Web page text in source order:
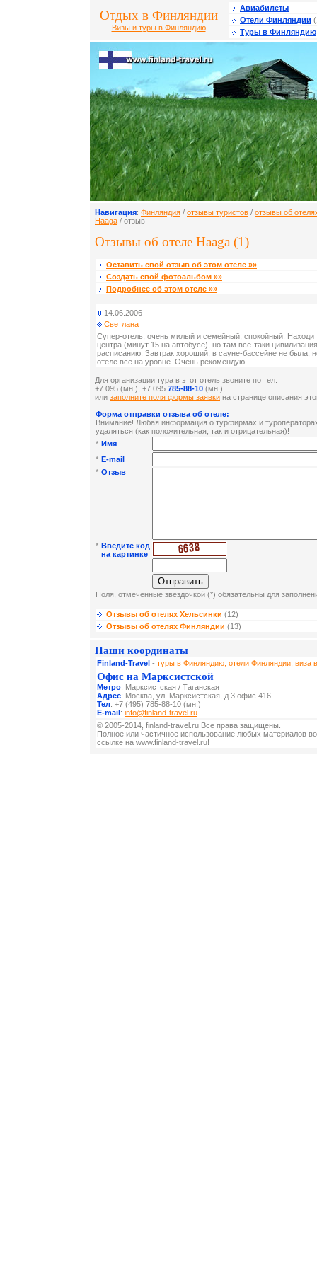
Отдых в Финляндии
Визы и туры в Финляндию
Авиабилеты
Отели Финляндии
Туры в Финляндию
Навигация: Финляндия / отзывы туристов / отзывы об
Haaga / отзыв
Отзывы об отеле Haaga (1)
Оставить свой отзыв об этом отеле »»
Создать свой фотоальбом »»
Подробнее об этом отеле »»
14.06.2006
Светлана
Супер-отель, очень милый и семейный, спокойный.
центра (минут 15 на автобусе), но там все-таки
расписанию. Завтрак хороший, в сауне-бассейне не была,
отеле все на уровне. Очень рекомендую.
Для организации тура в этот отель звоните по тел:
+7 095 (мн.), +7 095 785-88-10 (мн.),
или заполните поля формы заявки на странице описания
Форма отправки отзыва об отеле:
Внимание! Любая информация о турфирмах и
удаляться (как положительная, так и отрицательная)!
* Имя
* E-mail
* Отзыв
* Введите код
на картинке
Поля, отмеченные звездочкой (*) обязательны для
Отзывы об отелях Хельсинки (12)
Отзывы об отелях Финляндии (13)
Наши координаты
Finland-Travel - туры в Финляндию, отели Финляндии, виза
Офис на Марксистской
Метро: Марксистская / Таганская
Адрес: Москва, ул. Марксистская, д 3 офис 416
Тел: +7 (495) 785-88-10 (мн.)
E-mail: info@finland-travel.ru
© 2005-2014, finland-travel.ru Все права защищены.
Полное или частичное использование любых материалов
ссылке на www.finland-travel.ru!